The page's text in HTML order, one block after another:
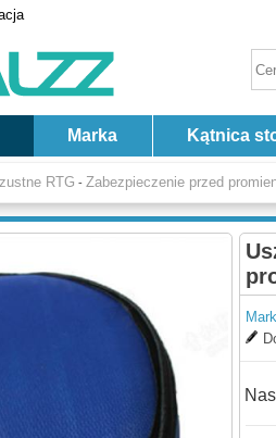
Marka Kątnica
RTG - Zabezpieczenie przed